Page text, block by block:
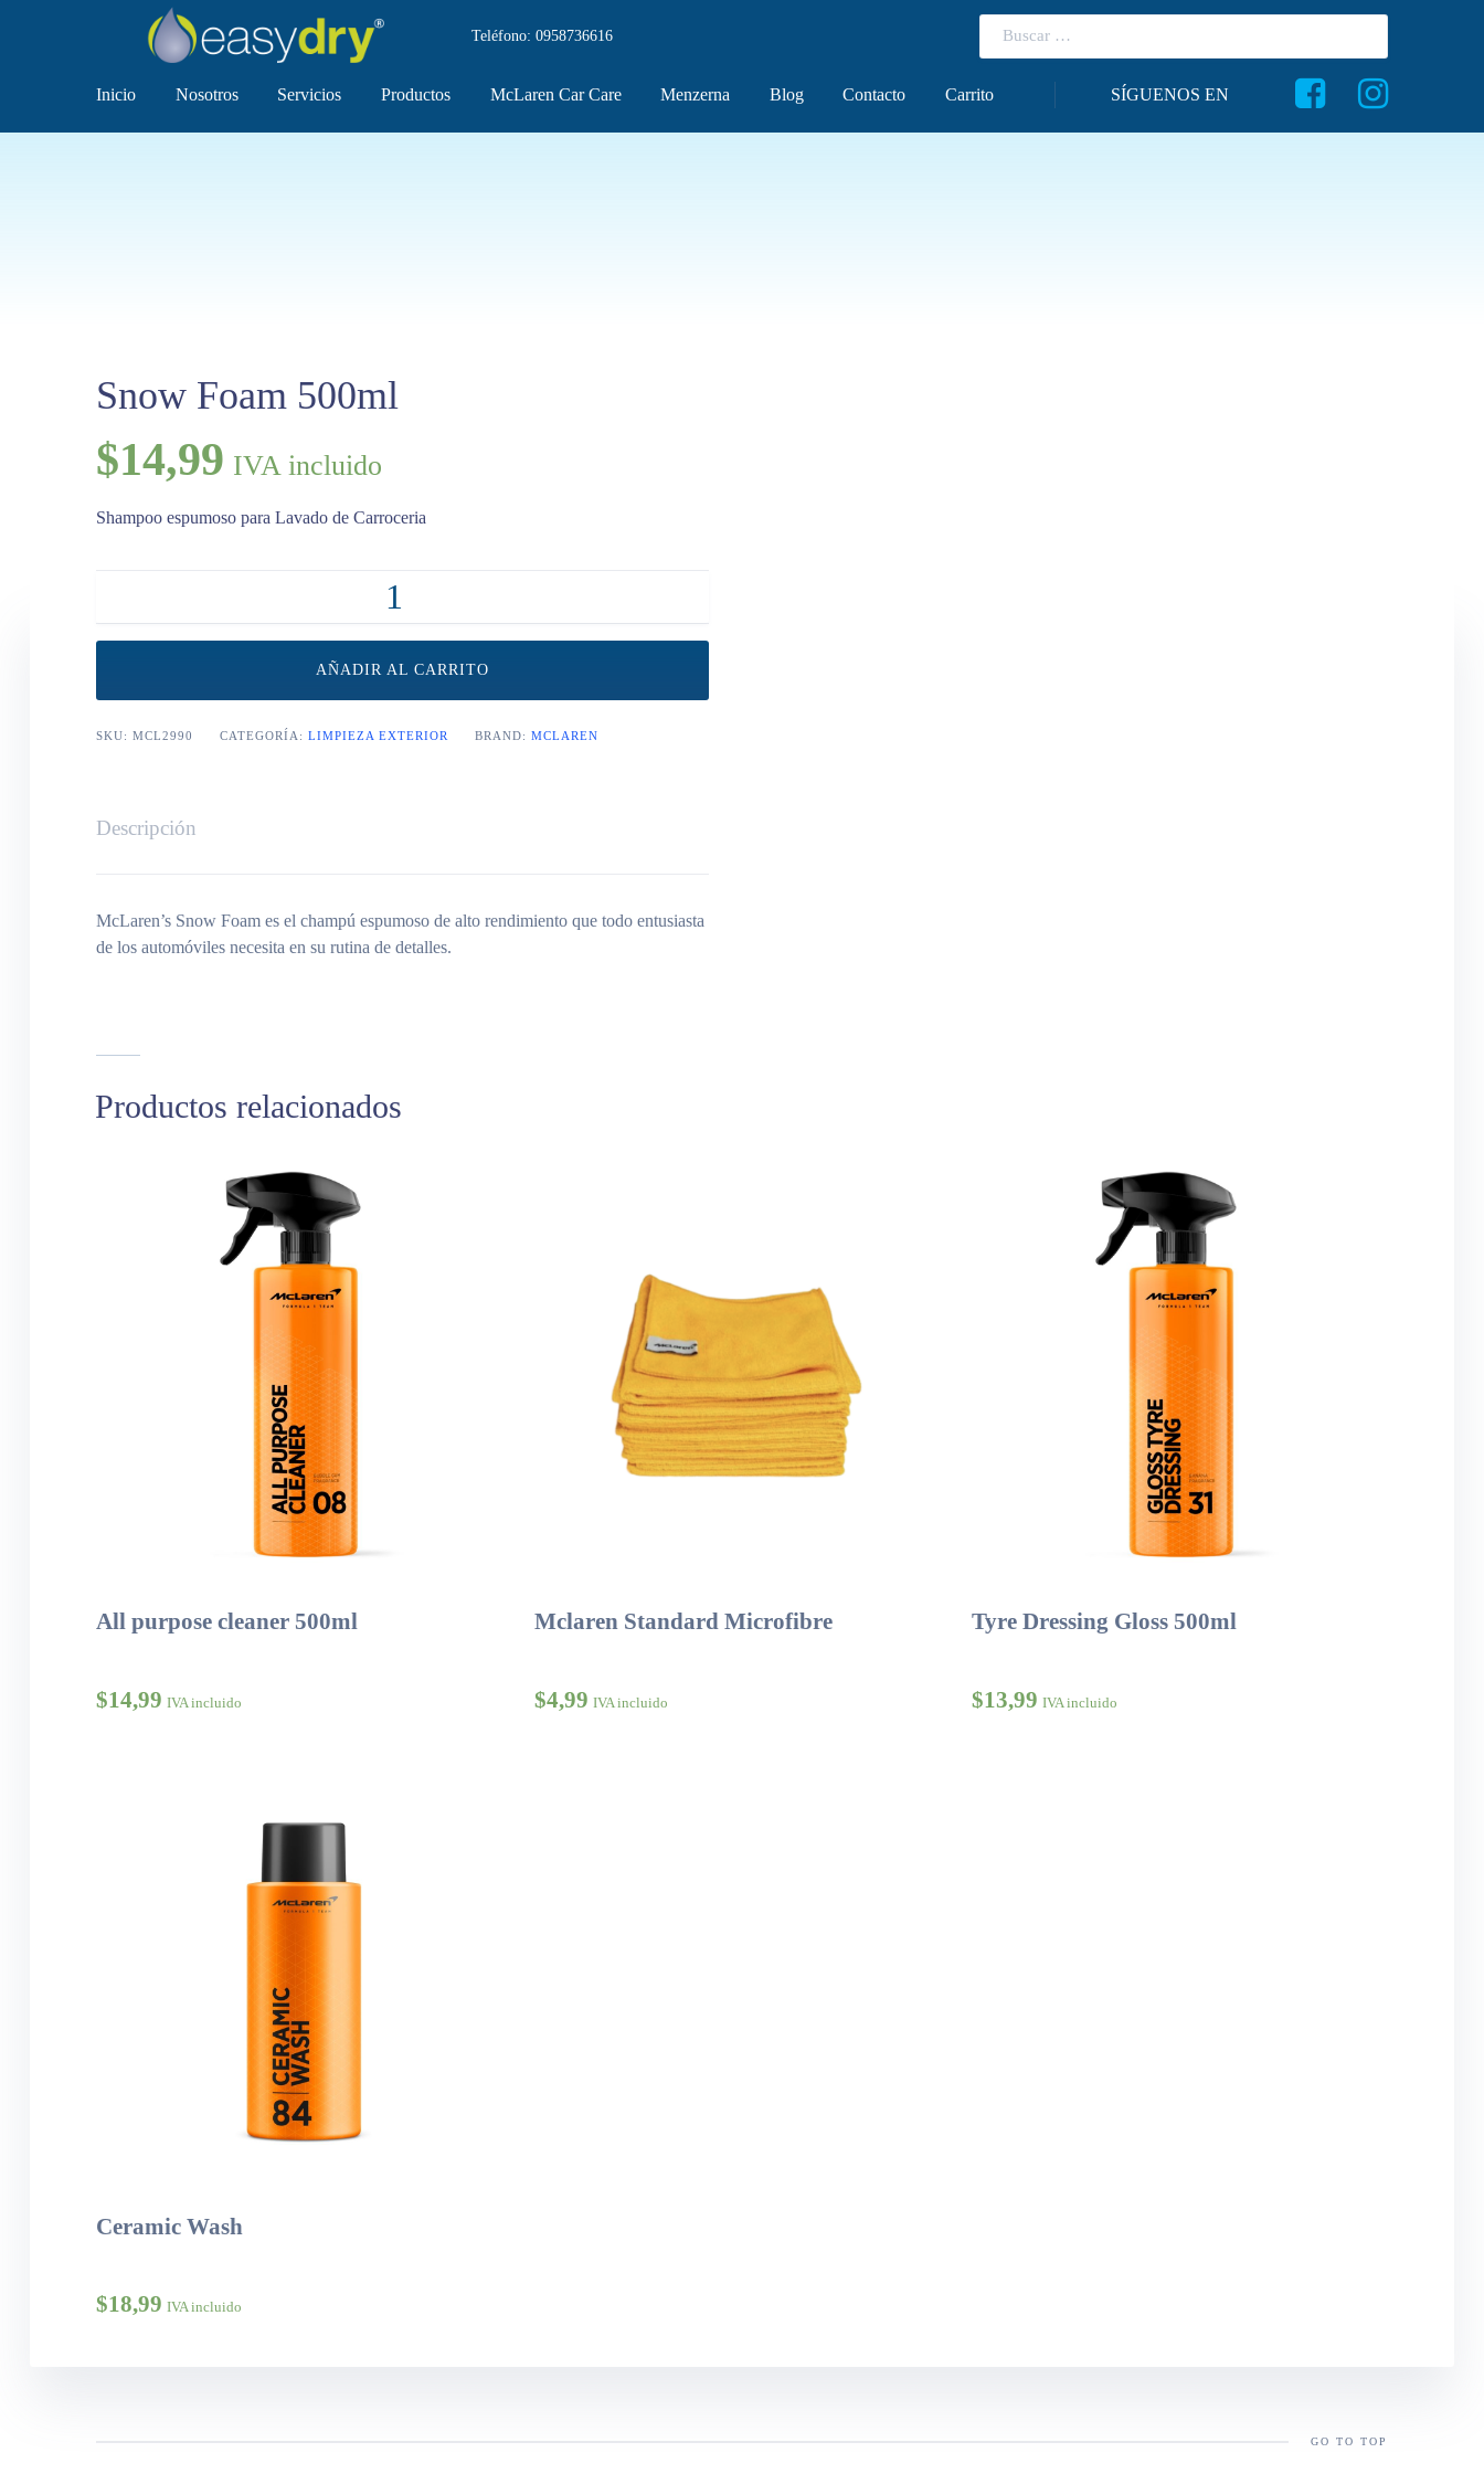
Teléfono: 0958736616
Inicio Nosotros Servicios Productos McLaren Car Care Menzerna Blog Contacto Carrito SÍGUENOS EN
Snow Foam 500ml
$14,99 IVA incluido
Shampoo espumoso para Lavado de Carroceria
AÑADIR AL CARRITO
SKU: MCL2990 CATEGORÍA: LIMPIEZA EXTERIOR BRAND: MCLAREN
Descripción
McLaren’s Snow Foam es el champú espumoso de alto rendimiento que todo entusiasta
de los automóviles necesita en su rutina de detalles.
Productos relacionados
All purpose cleaner 500ml
$14,99 IVA incluido
Mclaren Standard Microfibre
$4,99 IVA incluido
Tyre Dressing Gloss 500ml
$13,99 IVA incluido
Ceramic Wash
$18,99 IVA incluido
GO TO TOP